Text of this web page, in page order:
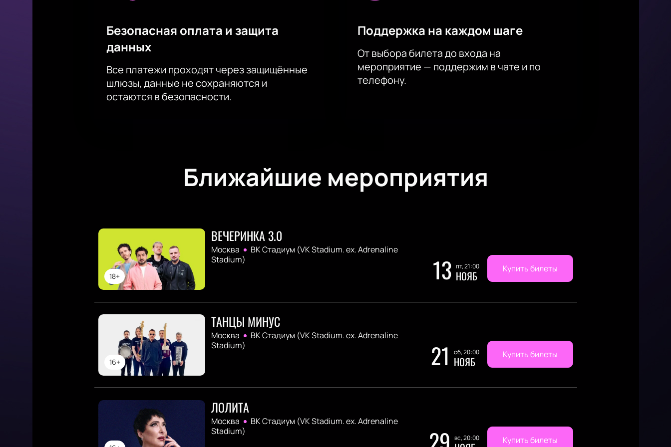
Безопасная оплата и защита
данных
Все платежи проходят через защищённые
шлюзы, данные не сохраняются и
остаются в безопасности.
Поддержка на каждом шаге
От выбора билета до входа на
мероприятие — поддержим в чате и по
телефону.
Ближайшие мероприятия
18+
ВЕЧЕРИНКА 3.0
Москва
ВК Стадиум (VK Stadium. ex. Adrenaline
Stadium)
13 пт, 21:00
НОЯБ Купить билеты
16+
ТАНЦЫ МИНУС
Москва
ВК Стадиум (VK Stadium. ex. Adrenaline
Stadium)
21 сб, 20:00
НОЯБ Купить билеты
ЛОЛИТА
Москва
ВК Стадиум (VK Stadium. ex. Adrenaline
Stadium)
вс, 20:00 Купить билеты